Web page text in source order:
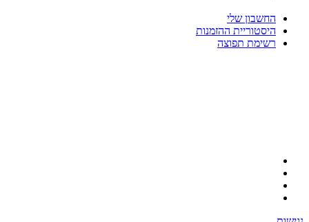
החשבון שלי
היסטוריית ההזמנות
רשימת תפוצה